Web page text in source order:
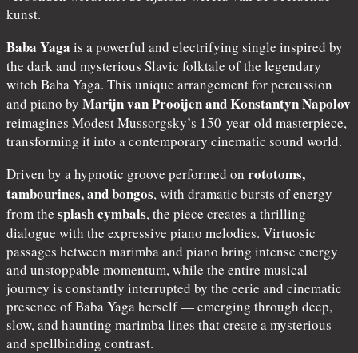
kunst.
Baba Yaga is a powerful and electrifying single inspired by
the dark and mysterious Slavic folktale of the legendary
witch Baba Yaga. This unique arrangement for percussion
and piano by Marijn van Prooijen and Konstantyn Napolov
reimagines Modest Mussorgsky’s 150-year-old masterpiece,
transforming it into a contemporary cinematic sound world.
Driven by a hypnotic groove performed on rototoms,
tambourines, and bongos, with dramatic bursts of energy
from the splash cymbals, the piece creates a thrilling
dialogue with the expressive piano melodies. Virtuosic
passages between marimba and piano bring intense energy
and unstoppable momentum, while the entire musical
journey is constantly interrupted by the eerie and cinematic
presence of Baba Yaga herself — emerging through deep,
slow, and haunting marimba lines that create a mysterious
and spellbinding contrast.